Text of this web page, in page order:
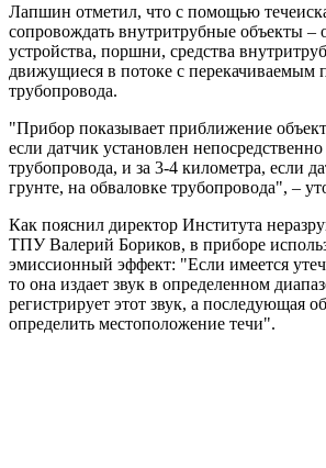
Лапшин отметил, что с помощью
сопровождать внутритрубные объекты –
устройства, поршни, средства
движущиеся в потоке с перекачиваемым
трубопровода.
"Прибор показывает приближение
если датчик установлен непосредственно
трубопровода, и за 3-4 километра, если
грунте, на обваловке трубопровода", –
Как пояснил директор Института
ТПУ Валерий Бориков, в приборе
эмиссионный эффект: "Если имеется
то она издает звук в определенном
регистрирует этот звук, а последующая
определить местоположение течи".